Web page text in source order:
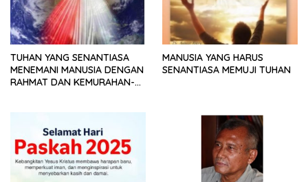
TUHAN YANG SENANTIASA
MENEMANI MANUSIA DENGAN
RAHMAT DAN KEMURAHAN-
MANUSIA YANG HARUS
SENANTIASA MEMUJI TUHAN